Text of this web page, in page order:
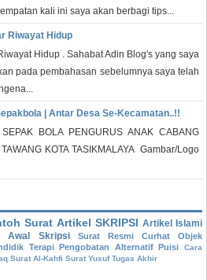
kali ini saya akan berbagi tips...
Riwayat Hidup
Hidup . Sahabat Adin Blog's yang saya
pada pembahasan sebelumnya saya telah
| Antar Desa Se-Kecamatan..!!
BOLA PENGURUS ANAK CABANG
KOTA TASIKMALAYA Gambar/Logo
Surat Artikel SKRIPSI Artikel Islami
Awal Skripsi Surat Resmi Curhat
Objek
Terapi Pengobatan Alternatif Puisi
Cara
Surat Al-Kahfi Surat Yusuf Tugas Akhir